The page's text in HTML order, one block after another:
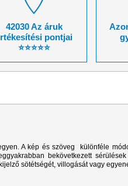
42030 Az áruk
pontjai
⭐⭐⭐⭐⭐
A kép és szöveg különféle
bekövetkezett
sötétségét, villogását vagy